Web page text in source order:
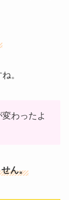
。
わったよ
ん。